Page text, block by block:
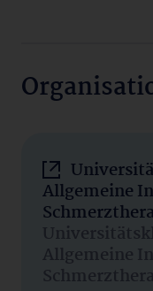
Allgemeine
Allgemeine